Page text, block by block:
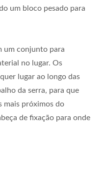
um bloco pesado para
um conjunto para
no lugar. Os
lugar ao longo das
da serra, para que
mais próximos do
de fixação para onde